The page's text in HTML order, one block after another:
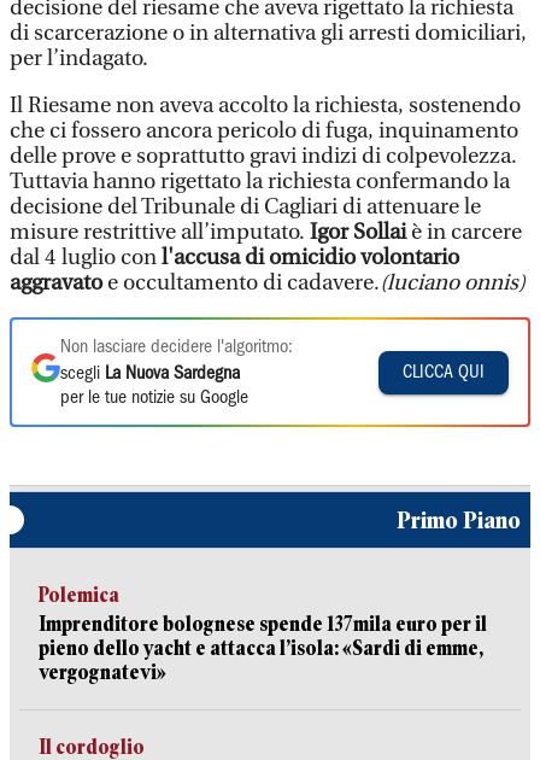
decisione del riesame che aveva rigettato la richiesta
di scarcerazione o in alternativa gli arresti domiciliari,
per l’indagato.
Il Riesame non aveva accolto la richiesta, sostenendo
che ci fossero ancora pericolo di fuga, inquinamento
delle prove e soprattutto gravi indizi di colpevolezza.
Tuttavia hanno rigettato la richiesta confermando la
decisione del Tribunale di Cagliari di attenuare le
misure restrittive all’imputato. Igor Sollaiè in carcere
dal 4 luglio conl'accusa di omicidio volontario
aggravatoe occultamento di cadavere.(luciano onnis)
Non lasciare decidere l'algoritmo:
scegli La Nuova Sardegna
per le tue notizie su Google
CLICCA QUI
Primo Piano
Polemica
Imprenditore bolognese spende 137mila euro per il
pieno dello yacht e attacca l’isola: «Sardi di emme,
vergognatevi»
Il cordoglio